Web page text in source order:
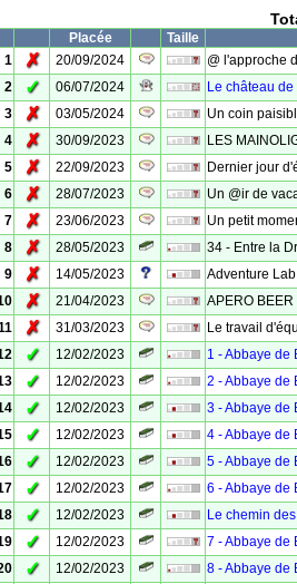
Placée
Taille
1
✗ 20/09/2024
@ l'approche
2
✓ 06/07/2024
Le château
3
✗ 03/05/2024
Un coin
4
✗ 30/09/2023
LES
5
✗ 22/09/2023
Dernier jour
6
✗ 28/07/2023
Un @ir de
7
✗ 23/06/2023
Un petit
8
✗ 28/05/2023
34 - Entre la
9
✗ 14/05/2023
Adventure
✗ 21/04/2023
APERO
✗ 31/03/2023
Le travail
✓ 12/02/2023
1 - Abbaye de
✓ 12/02/2023
2 - Abbaye de
✓ 12/02/2023
3 - Abbaye de
✓ 12/02/2023
4 - Abbaye de
✓ 12/02/2023
5 - Abbaye de
✓ 12/02/2023
6 - Abbaye de
✓ 12/02/2023
Le chemin
✓ 12/02/2023
7 - Abbaye de
✓ 12/02/2023
8 - Abbaye de